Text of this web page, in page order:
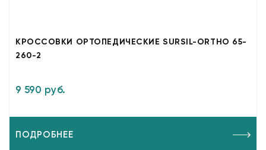
КРОССОВКИ ОРТОПЕДИЧЕСКИЕ SURSIL-ORTHO 65-
260-2
9 590 руб.
ПОДРОБНЕЕ